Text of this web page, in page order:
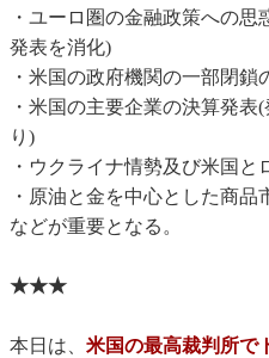
・ユーロ圏の金融政策への
発表を消化)
・米国の政府機関の一部閉
・米国の主要企業の決算発
り)
・ウクライナ情勢及び米国
・原油と金を中心とした商品
などが重要となる。
★★★
本日は、 米国の最高裁判所で